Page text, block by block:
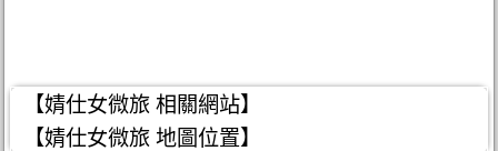
【婧仕女微旅 相關網站】
【婧仕女微旅 地圖位置】